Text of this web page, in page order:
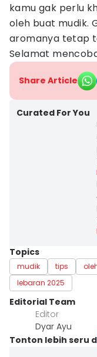
kamu gak perlu
oleh buat mudik.
aromanya tetap
Selamat
Share Article
Curated For You
Topics
mudik tips
lebaran 2025
Editorial Team
Editor
Dyar Ayu
Tonton lebih seru